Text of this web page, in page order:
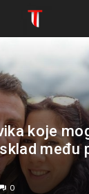
koje
među
0